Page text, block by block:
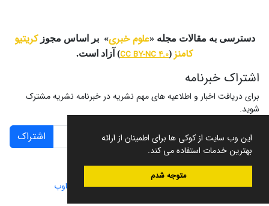
این وب سایت از کوکی ها برای اطمینان از ارائه
بهترین خدمات استفاده می کند.
متوجه شدم
دسترسی به مقالات مجله «علوم خبری» بر اساس مجوزکریتیو
کامنز (
CC BY-NC 4.0) آزاد است.
اشتراک خبرنامه
برای دریافت اخبار و اطلاعیه های مهم نشریه در خبرنامه نشریه مشترک
شوید.
اشتراک
سامانه مدیریت نشریات علمی.طراحی و پیاده سازی از سیناوب